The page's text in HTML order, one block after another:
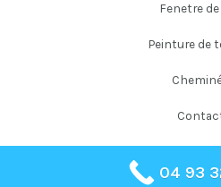
Fenetre
Peinture de
Copyright © 2026 Falloni
04 93